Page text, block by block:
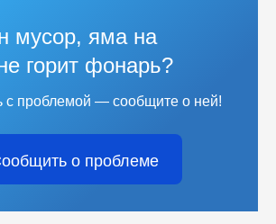
мусор, яма на
горит фонарь?
с проблемой — сообщите о ней!
о проблеме